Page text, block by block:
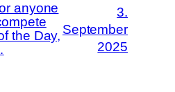
anyone
the Day,
3.
September
2025